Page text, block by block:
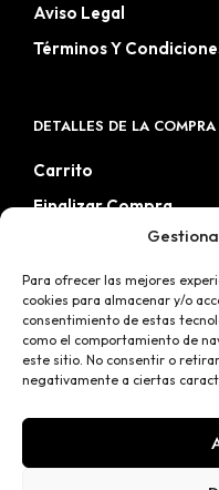
Para ofrecer las mejores
cookies para almacenar y/o
consentimiento de estas
como el comportamiento de
este sitio. No consentir o
negativamente a ciertas
Aviso Legal
Términos Y
DETALLES DE LA COMPRA
Carrito
Finalizar Compra
Tienda
Wishlist